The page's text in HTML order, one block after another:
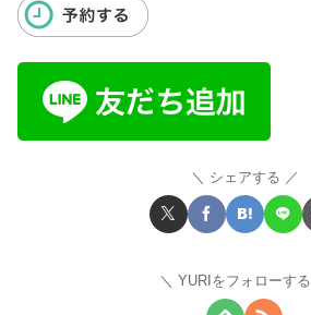
シェアする
YURIをフォローする